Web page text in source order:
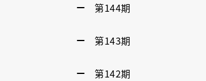
第144期
第143期
第142期